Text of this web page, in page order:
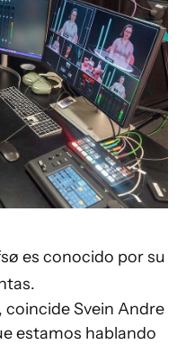
es conocido por su
coincide Svein Andre
estamos hablando